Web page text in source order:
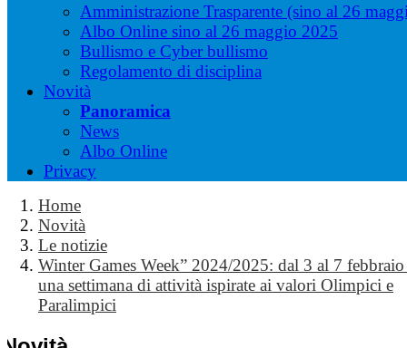
Amministrazione Trasparente (sino al 26
Albo Online sino al 26 maggio 2025
Bullismo e Cyber bullismo
Regolamento di disciplina
Novità
Panoramica
News
Albo Online
Privacy
Home
Novità
Le notizie
Winter Games Week” 2024/2025: dal 3 al 7
una settimana di attività ispirate ai valori Olimpici e
Paralimpici